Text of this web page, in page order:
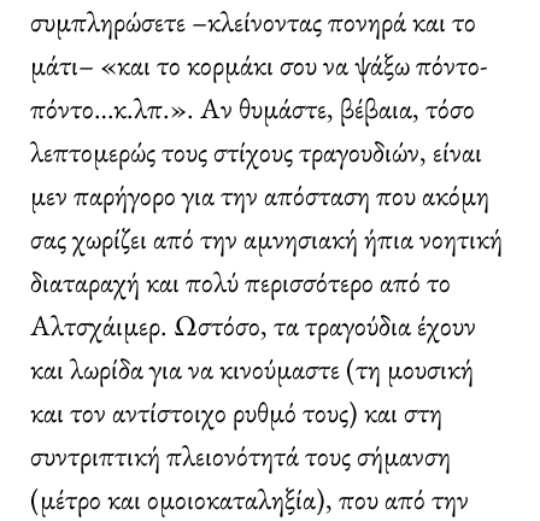
συμπληρώσετε –κλείνοντας πονηρά και το
μάτι– «και το κορμάκι σου να ψάξω πόντο-
πόντο…κ.λπ.». Αν θυμάστε, βέβαια, τόσο
λεπτομερώς τους στίχους τραγουδιών, είναι
μεν παρήγορο για την απόσταση που ακόμη
σας χωρίζει από την αμνησιακή ήπια νοητική
διαταραχή και πολύ περισσότερο από το
Αλτσχάιμερ. Ωστόσο, τα τραγούδια έχουν
και λωρίδα για να κινούμαστε (τη μουσική
και τον αντίστοιχο ρυθμό τους) και στη
συντριπτική πλειονότητά τους σήμανση
(μέτρο και ομοιοκαταληξία), που από την